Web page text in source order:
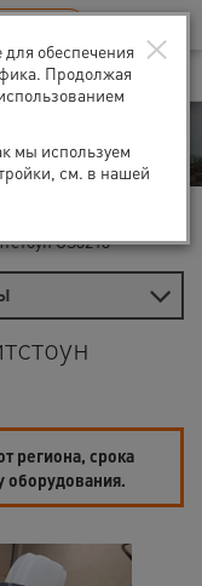
RU EN
CS3213
региона, срока
оборудования.
×
обеспечения
Продолжая
мы используем
см. в нашей